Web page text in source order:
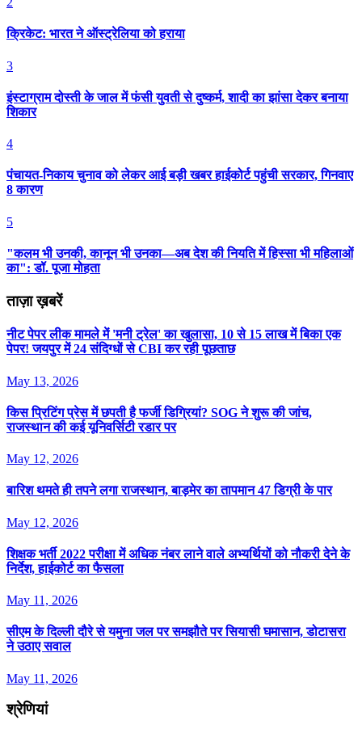
क्रिकेट: भारत ने ऑस्ट्रेलिया को हराया
3
इंस्टाग्राम दोस्ती के जाल में फंसी युवती से दुष्कर्म, शादी का झांसा देकर बनाया
शिकार
4
पंचायत-निकाय चुनाव को लेकर आई बड़ी खबर हाईकोर्ट पहुंची सरकार, गिनवाए
8 कारण
5
"कलम भी उनकी, कानून भी उनका—अब देश की नियति में हिस्सा भी महिलाओं
का": डॉ. पूजा मोहता
ताज़ा ख़बरें
नीट पेपर लीक मामले में 'मनी ट्रेल' का खुलासा, 10 से 15 लाख में बिका एक
पेपर! जयपुर में 24 संदिग्धों से CBI कर रही पूछताछ
May 13, 2026
किस प्रिटिंग प्रेस में छपती है फर्जी डिग्रियां? SOG ने शुरू की जांच,
राजस्थान की कई यूनिवर्सिटी रडार पर
May 12, 2026
बार‍िश थमते ही तपने लगा राजस्‍थान, बाड़मेर का तापमान 47 ड‍िग्री के पार
May 12, 2026
श‍िक्षक भर्ती 2022 परीक्षा में अध‍िक नंबर लाने वाले अभ्यर्थियों को नौकरी देने के
न‍िर्देश, हाईकोर्ट का फैसला
May 11, 2026
सीएम के दिल्ली दौरे से यमुना जल पर समझौते पर सियासी घमासान, डोटासरा
ने उठाए सवाल
May 11, 2026
श्रेणियां